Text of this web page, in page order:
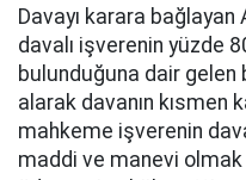
Davayı karara
davalı işverenin yüzde
bulunduğuna dair
alarak davanın kısmen
mahkeme işverenin
maddi ve manevi